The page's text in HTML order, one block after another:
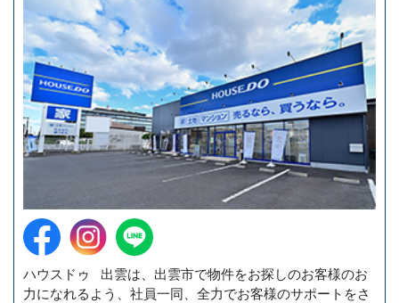
ハウスドゥ 出雲は、出雲市で物件をお探しのお客様のお
力になれるよう、社員一同、全力でお客様のサポートをさ